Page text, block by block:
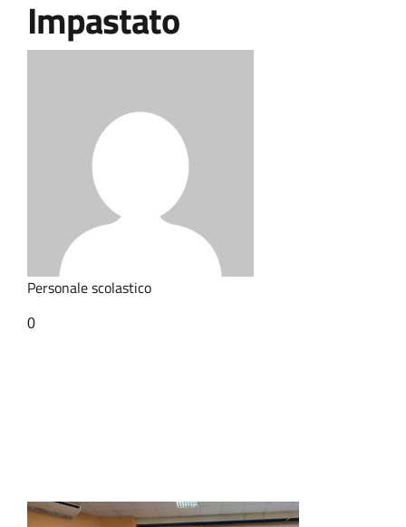
Impastato
Personale scolastico
0